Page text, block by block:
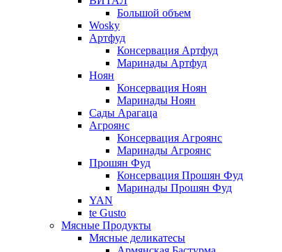
Большой объем
Wosky
Артфуд
Консервация Артфуд
Маринады Артфуд
Ноян
Консервация Ноян
Маринады Ноян
Сады Арагаца
Агроянс
Консервация Агроянс
Маринады Агроянс
Прошян Фуд
Консервация Прошян Фуд
Маринады Прошян Фуд
YAN
te Gusto
Мясные Продукты
Мясные деликатесы